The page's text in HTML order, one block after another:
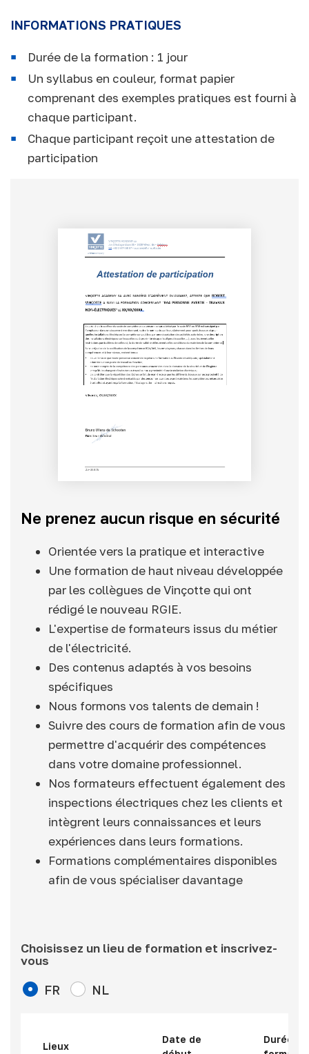
INFORMATIONS PRATIQUES
Durée de la formation : 1 jour
Un syllabus en couleur, format papier
comprenant des exemples pratiques est fourni à
chaque participant.
Chaque participant reçoit une attestation de
participation
Ne prenez aucun risque en sécurité
Orientée vers la pratique et interactive
Une formation de haut niveau développée
par les collègues de Vinçotte qui ont
rédigé le nouveau RGIE.
L'expertise de formateurs issus du métier
de l'électricité.
Des contenus adaptés à vos besoins
spécifiques
Nous formons vos talents de demain !
Suivre des cours de formation afin de vous
permettre d'acquérir des compétences
dans votre domaine professionnel.
Nos formateurs effectuent également des
inspections électriques chez les clients et
intègrent leurs connaissances et leurs
expériences dans leurs formations.
Formations complémentaires disponibles
afin de vous spécialiser davantage
Choisissez un lieu de formation et inscrivez-
vous
FR NL
Lieux
Date de
Durée